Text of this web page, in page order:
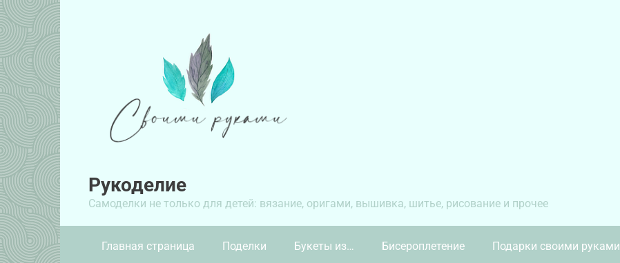
Перейти
к
контенту
Рукоделие
Самоделки не только для детей: вязание, оригами, вышивка, шитье, рисование и прочее
Главная страница Поделки Букеты из… Бисероплетение Подарки своими руками